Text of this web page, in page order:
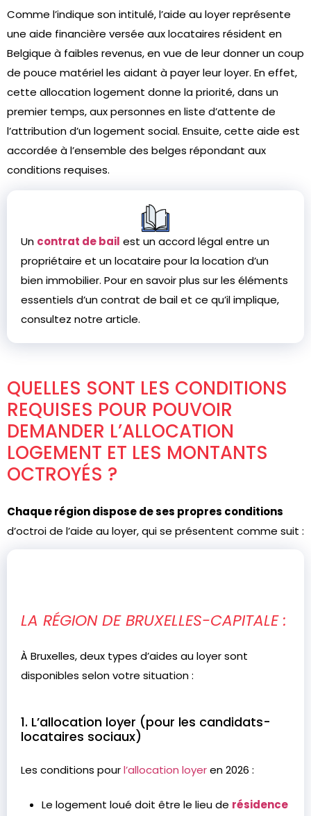
Comme l’indique son intitulé, l’aide au loyer représente
une aide financière versée aux locataires résident en
Belgique à faibles revenus, en vue de leur donner un coup
de pouce matériel les aidant à payer leur loyer. En effet,
cette allocation logement donne la priorité, dans un
premier temps, aux personnes en liste d’attente de
l’attribution d’un logement social. Ensuite, cette aide est
accordée à l’ensemble des belges répondant aux
conditions requises.
Un contrat de bail est un accord légal entre un
propriétaire et un locataire pour la location d’un
bien immobilier. Pour en savoir plus sur les éléments
essentiels d’un contrat de bail et ce qu’il implique,
consultez notre article.
QUELLES SONT LES CONDITIONS
REQUISES POUR POUVOIR
DEMANDER L’ALLOCATION
LOGEMENT ET LES MONTANTS
OCTROYÉS ?
Chaque région dispose de ses propres conditions
d’octroi de l’aide au loyer, qui se présentent comme suit :
LA RÉGION DE BRUXELLES-CAPITALE :
À Bruxelles, deux types d’aides au loyer sont
disponibles selon votre situation :
1. L’allocation loyer (pour les candidats-
locataires sociaux)
Les conditions pourl’allocation loyeren 2026 :
Le logement loué doit être le lieu de résidence